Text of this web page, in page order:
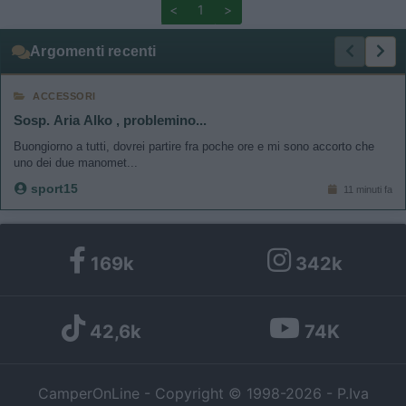
<
1 >
Argomenti recenti
ACCESSORI
Sosp. Aria Alko , problemino...
Buongiorno a tutti, dovrei partire fra poche ore e mi sono accorto che
uno dei due manomet...
sport15 11 minuti fa
169k 342k
42,6k 74K
CamperOnLine - Copyright © 1998-2026 - P.Iva